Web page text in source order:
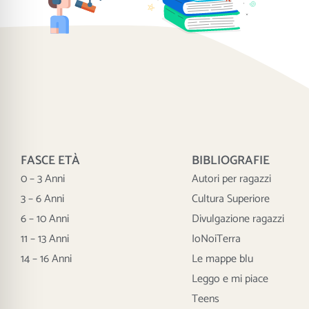
FASCE ETÀ
0 – 3 Anni
3 – 6 Anni
6 – 10 Anni
11 – 13 Anni
14 – 16 Anni
BIBLIOGRAFIE
Autori per ragazzi
Cultura Superiore
Divulgazione ragazzi
IoNoiTerra
Le mappe blu
Leggo e mi piace
Teens